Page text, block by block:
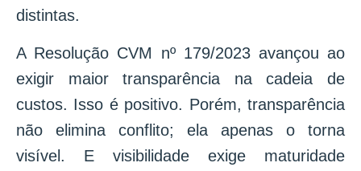
distintas.
A Resolução CVM nº 179/2023 avançou ao
exigir maior transparência na cadeia de
custos. Isso é positivo. Porém, transparência
não elimina conflito; ela apenas o torna
visível. E visibilidade exige maturidade